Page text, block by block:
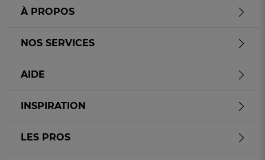
À PROPOS
NOS SERVICES
AIDE
INSPIRATION
LES PROS